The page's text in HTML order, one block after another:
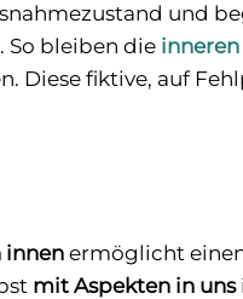
und
So bleiben die
Diese fiktive, auf
innen ermöglicht
mit Aspekten in uns